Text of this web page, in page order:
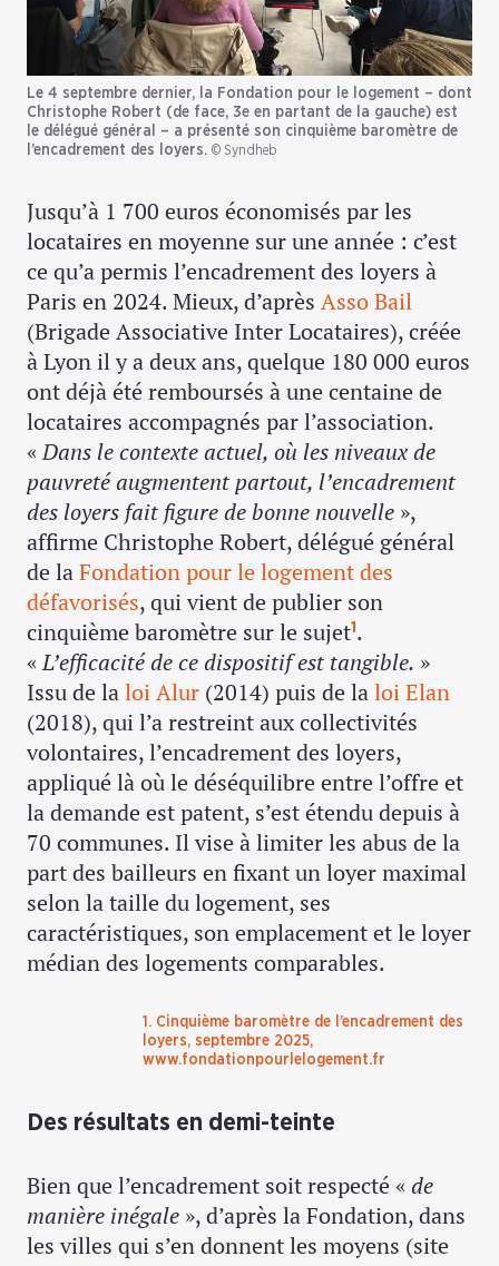
Le 4 septembre dernier, la Fondation pour le logement – dont
Christophe Robert (de face, 3e en partant de la gauche) est
le délégué général – a présenté son cinquième baromètre de
l’encadrement des loyers. © Syndheb
1. Cinquième baromètre de l’encadrement des
loyers, septembre 2025,
www.fondationpourlelogement.fr
Jusqu’à 1 700 euros économisés par les
locataires en moyenne sur une année : c’est
ce qu’a permis l’encadrement des loyers à
Paris en 2024. Mieux, d’après Asso Bail
(Brigade Associative Inter Locataires), créée
à Lyon il y a deux ans, quelque 180 000 euros
ont déjà été remboursés à une centaine de
locataires accompagnés par l’association.
«Dans le contexte actuel, où les niveaux de
pauvreté augmentent partout, l’encadrement
des loyers fait figure de bonne nouvelle »,
affirme Christophe Robert, délégué général
de laFondation pour le logement des
défavorisés, qui vient de publier son
cinquième baromètre sur le sujet1 .
«L’efficacité de ce dispositif est tangible. »
Issu de laloi Alur (2014) puis de laloi Elan
(2018), qui l’a restreint aux collectivités
volontaires, l’encadrement des loyers,
appliqué là où le déséquilibre entre l’offre et
la demande est patent, s’est étendu depuis à
70 communes. Il vise à limiter les abus de la
part des bailleurs en fixant un loyer maximal
selon la taille du logement, ses
caractéristiques, son emplacement et le loyer
médian des logements comparables.
Des résultats en demi-teinte
Bien que l’encadrement soit respecté « de
manière inégale », d’après la Fondation, dans
les villes qui s’en donnent les moyens (site